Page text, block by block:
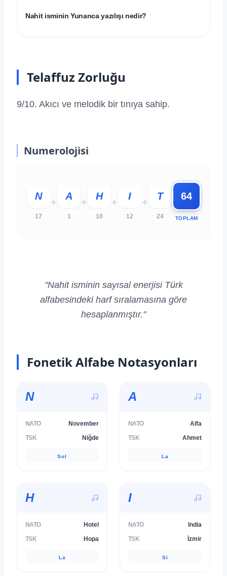
Nahit isminin Yunanca yazılışı nedir?
Telaffuz Zorluğu
9/10. Akıcı ve melodik bir tınıya sahip.
Numerolojisi
N
17
+
A
1
+
H
10
+
I
12
+
T
24
64
TOPLAM
"Nahit isminin sayısal enerjisi Türk
alfabesindeki harf sıralamasına göre
Fonetik Alfabe Notasyonları
N
NATO
November
TSK
Niğde
Sol
A
NATO
Alfa
TSK
Ahmet
La
H
NATO
Hotel
TSK
Hopa
La
I
NATO
India
TSK
İzmir
Si